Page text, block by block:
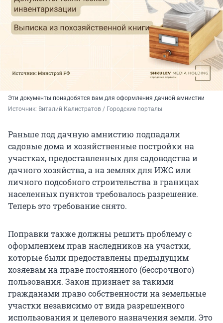
Эти документы понадобятся вам для оформления дачной амнистии
Источник: Виталий Калистратов / Городские порталы
Раньше под дачную амнистию подпадали
садовые дома и хозяйственные постройки на
участках, предоставленных для садоводства и
дачного хозяйства, а на землях для ИЖС или
личного подсобного строительства в границах
населенных пунктов требовалось разрешение.
Теперь это требование снято.
Поправки также должны решить проблему с
оформлением прав наследников на участки,
которые были предоставлены предыдущим
хозяевам на праве постоянного (бессрочного)
пользования. Закон признает за такими
гражданами право собственности на земельные
участки независимо от вида разрешенного
использования и целевого назначения земли. Это